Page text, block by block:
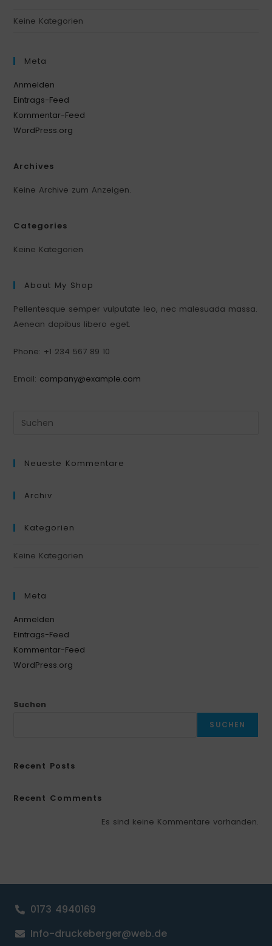
Keine Kategorien
Meta
Anmelden
Eintrags-Feed
Kommentar-Feed
WordPress.org
Archives
Keine Archive zum Anzeigen.
Categories
Keine Kategorien
About My Shop
Pellentesque semper vulputate leo, nec malesuada massa.
Aenean dapibus libero eget.
Phone: +1 234 567 89 10
Email: company@example.com
Neueste Kommentare
Archiv
Kategorien
Keine Kategorien
Meta
Anmelden
Eintrags-Feed
Kommentar-Feed
WordPress.org
Suchen
SUCHEN
Recent Posts
Recent Comments
Es sind keine Kommentare vorhanden.
0173 4940169
Info-druckeberger@web.de